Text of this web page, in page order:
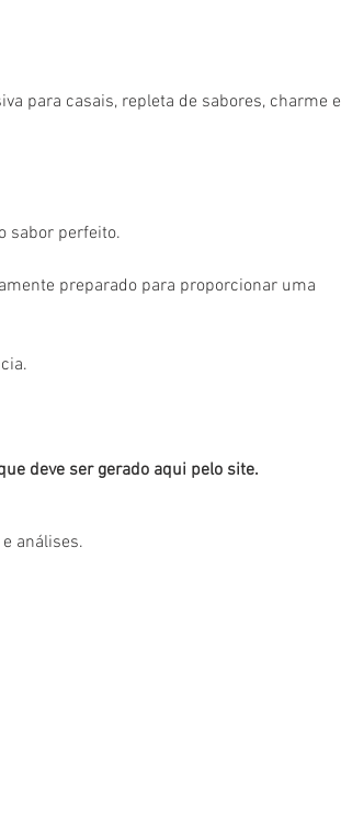
para casais, repleta de sabores, charme e
sabor perfeito.
preparado para proporcionar uma
deve ser gerado aqui pelo site.
análises.